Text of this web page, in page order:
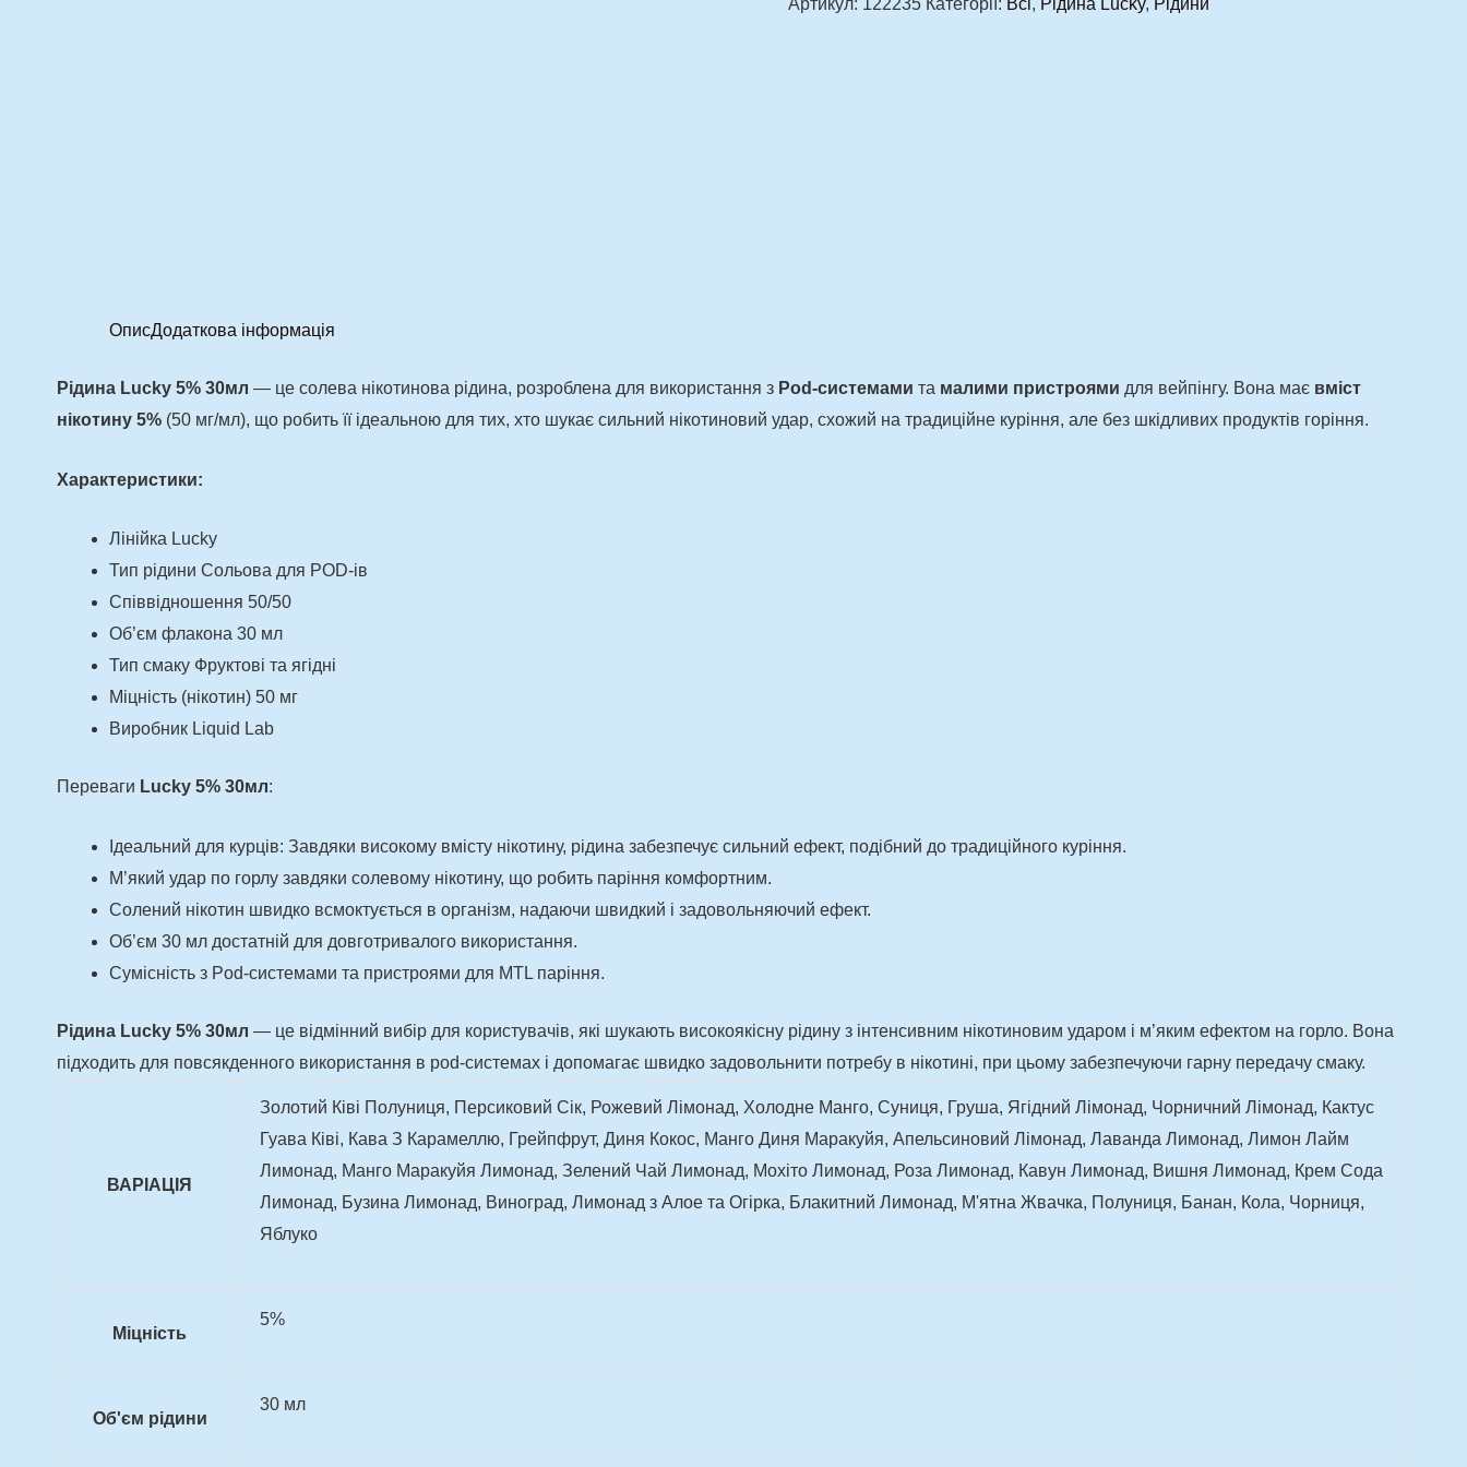
Артикул: 122235 Категорії: Всі, Рідина Lucky, Рідини
ОписДодаткова інформація
Рідина Lucky 5% 30мл — це солева нікотинова рідина, розроблена для використання з Pod-системами та малими пристроями для вейпінгу. Вона має вміст
нікотину 5% (50 мг/мл), що робить її ідеальною для тих, хто шукає сильний нікотиновий удар, схожий на традиційне куріння, але без шкідливих продуктів горіння.
Характеристики:
Лінійка Lucky
Тип рідини Сольова для POD-ів
Співвідношення 50/50
Об’єм флакона 30 мл
Тип смаку Фруктові та ягідні
Міцність (нікотин) 50 мг
Виробник Liquid Lab
Переваги Lucky 5% 30мл:
Ідеальний для курців: Завдяки високому вмісту нікотину, рідина забезпечує сильний ефект, подібний до традиційного куріння.
М’який удар по горлу завдяки солевому нікотину, що робить паріння комфортним.
Солений нікотин швидко всмоктується в організм, надаючи швидкий і задовольняючий ефект.
Об’єм 30 мл достатній для довготривалого використання.
Сумісність з Pod-системами та пристроями для MTL паріння.
Рідина Lucky 5% 30мл — це відмінний вибір для користувачів, які шукають високоякісну рідину з інтенсивним нікотиновим ударом і м’яким ефектом на горло. Вона
підходить для повсякденного використання в pod-системах і допомагає швидко задовольнити потребу в нікотині, при цьому забезпечуючи гарну передачу смаку.
ВАРІАЦІЯ
Золотий Ківі Полуниця, Персиковий Сік, Рожевий Лімонад, Холодне Манго, Суниця, Груша, Ягідний Лімонад, Чорничний Лімонад, Кактус
Гуава Ківі, Кава З Карамеллю, Грейпфрут, Диня Кокос, Манго Диня Маракуйя, Апельсиновий Лімонад, Лаванда Лимонад, Лимон Лайм
Лимонад, Манго Маракуйя Лимонад, Зелений Чай Лимонад, Мохіто Лимонад, Роза Лимонад, Кавун Лимонад, Вишня Лимонад, Крем Сода
Лимонад, Бузина Лимонад, Виноград, Лимонад з Алое та Огірка, Блакитний Лимонад, М'ятна Жвачка, Полуниця, Банан, Кола, Чорниця,
Яблуко
Міцність
5%
Об'єм рідини
30 мл